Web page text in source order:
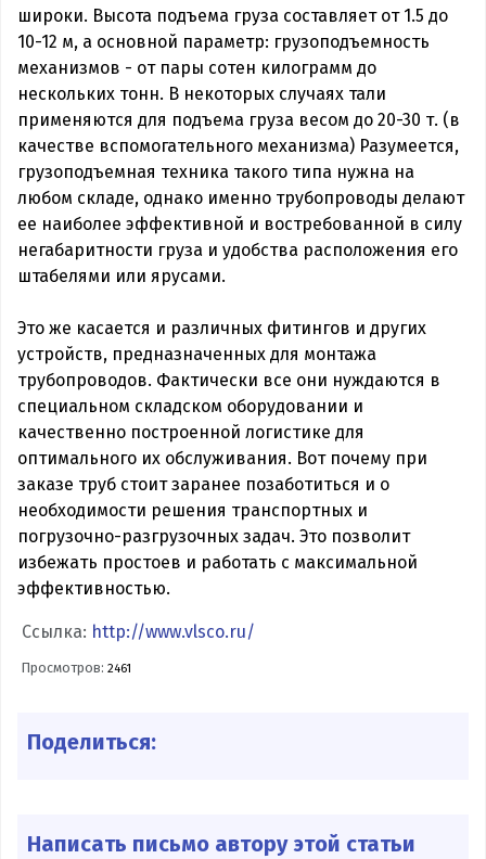
широки. Высота подъема груза составляет от 1.5 до
10-12 м, а основной параметр: грузоподъемность
механизмов - от пары сотен килограмм до
нескольких тонн. В некоторых случаях тали
применяются для подъема груза весом до 20-30 т. (в
качестве вспомогательного механизма) Разумеется,
грузоподъемная техника такого типа нужна на
любом складе, однако именно трубопроводы делают
ее наиболее эффективной и востребованной в силу
негабаритности груза и удобства расположения его
штабелями или ярусами.
Это же касается и различных фитингов и других
устройств, предназначенных для монтажа
трубопроводов. Фактически все они нуждаются в
специальном складском оборудовании и
качественно построенной логистике для
оптимального их обслуживания. Вот почему при
заказе труб стоит заранее позаботиться и о
необходимости решения транспортных и
погрузочно-разгрузочных задач. Это позволит
избежать простоев и работать с максимальной
эффективностью.
Ссылка: http://www.vlsco.ru/
Просмотров:2461
Поделиться:
Написать письмо автору этой статьи